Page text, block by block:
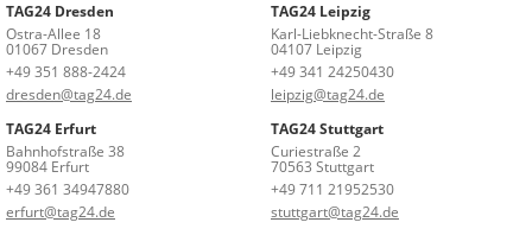
TAG24 Dresden
Ostra-Allee 18
01067 Dresden
+49 351 888-2424
dresden@tag24.de
TAG24 Leipzig
Karl-Liebknecht-Straße 8
04107 Leipzig
+49 341 24250430
leipzig@tag24.de
TAG24 Erfurt
Bahnhofstraße 38
99084 Erfurt
+49 361 34947880
erfurt@tag24.de
TAG24 Stuttgart
Curiestraße 2
70563 Stuttgart
+49 711 21952530
stuttgart@tag24.de